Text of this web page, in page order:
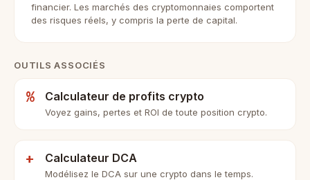
financier. Les marchés des cryptomonnaies comportent
des risques réels, y compris la perte de capital.
OUTILS ASSOCIÉS
% Calculateur de profits crypto
Voyez gains, pertes et ROI de toute position crypto.
+ Calculateur DCA
Modélisez le DCA sur une crypto dans le temps.